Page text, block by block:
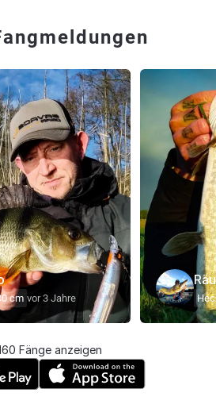
cm vor 3 Jahre
Fänge anzeigen